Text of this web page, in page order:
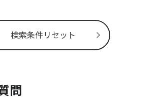
検索条件リセット
問